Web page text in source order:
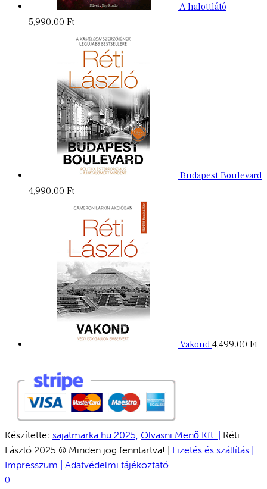
A halottlátó
5,990.00 Ft
Budapest Boulevard
4,990.00 Ft
Vakond 4,499.00 Ft
Készítette: sajatmarka.hu 2025, Olvasni Menő Kft. |
Réti
László 2025 ® Minden jog fenntartva! | Fizetés és szállítás |
Impresszum | Adatvédelmi tájékoztató
0